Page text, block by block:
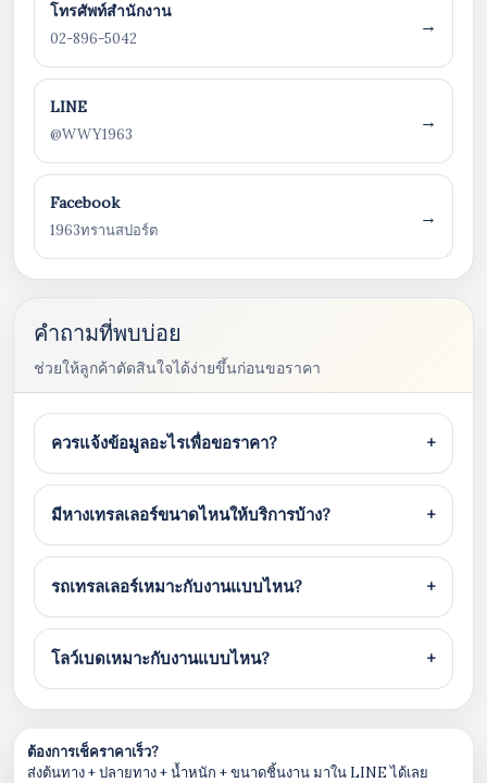
โทรศัพท์สำนักงาน
02-896-5042
→
LINE
@WWY1963
→
Facebook
1963ทรานสปอร์ต
→
คำถามที่พบบ่อย
ช่วยให้ลูกค้าตัดสินใจได้ง่ายขึ้นก่อนขอราคา
ควรแจ้งข้อมูลอะไรเพื่อขอราคา? +
มีหางเทรลเลอร์ขนาดไหนให้บริการบ้าง? +
รถเทรลเลอร์เหมาะกับงานแบบไหน? +
โลว์เบดเหมาะกับงานแบบไหน? +
ต้องการเช็คราคาเร็ว?
ส่งต้นทาง + ปลายทาง + น้ำหนัก + ขนาดชิ้นงาน มาใน LINE ได้เลย